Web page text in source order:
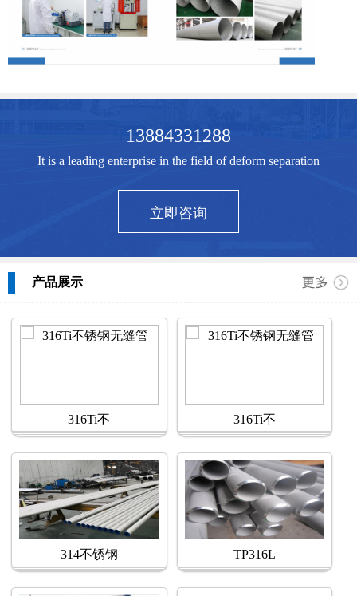
13884331288
It is a leading enterprise in the field of deform separation
立即咨询
产品展示
316Ti不 316Ti不
314不锈钢 TP316L